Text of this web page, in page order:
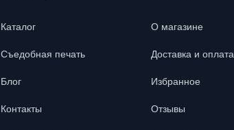
Каталог
Съедобная печать
Блог
Контакты
О магазине
Доставка и оплата
Избранное
Отзывы